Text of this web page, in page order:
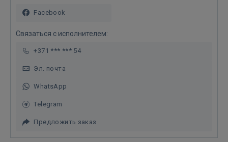
Facebook
Связаться с исполнителем:
+371 *** *** 54
Эл. почта
WhatsApp
Telegram
Предложить заказ